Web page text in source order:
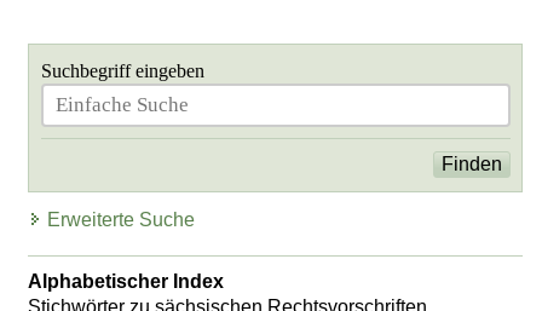
Suchbegriff eingeben
Erweiterte Suche
Alphabetischer Index
Stichwörter zu sächsischen Rechtsvorschriften